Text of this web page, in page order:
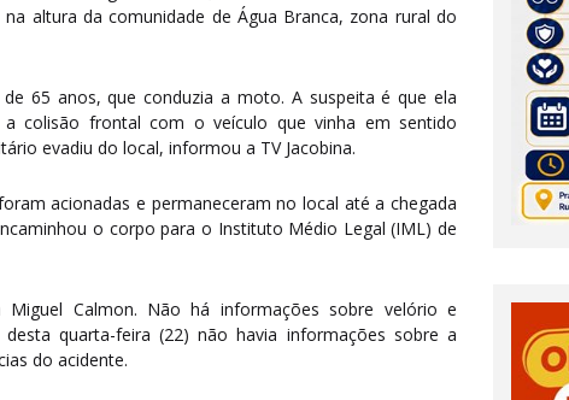
altura da comunidade de Água Branca, zona rural do
65 anos, que conduzia a moto. A suspeita é que ela
colisão frontal com o veículo que vinha em sentido
evadiu do local, informou a TV Jacobina.
acionadas e permaneceram no local até a chegada
o corpo para o Instituto Médio Legal (IML) de
Calmon. Não há informações sobre velório e
quarta-feira (22) não havia informações sobre a
do acidente.